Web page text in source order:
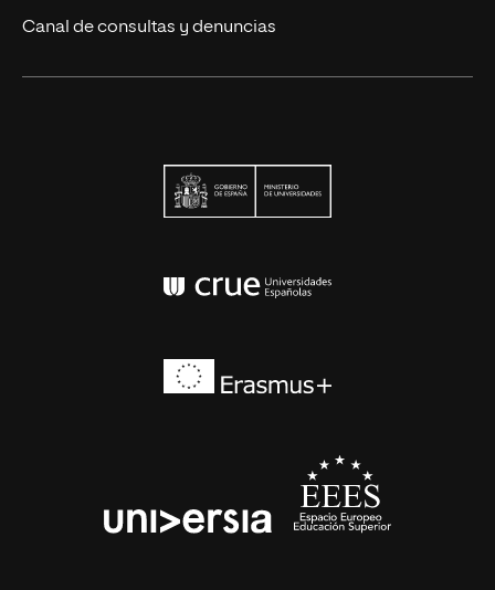
Canal de consultas y denuncias